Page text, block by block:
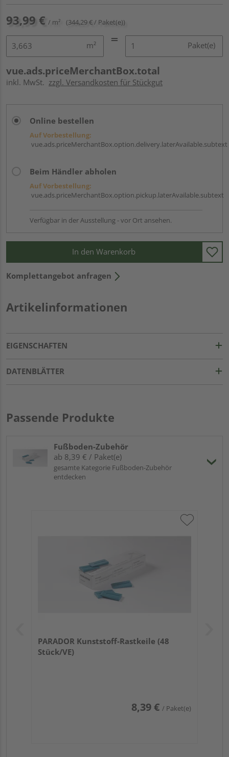
93,99 € / m² (344,29 € / Paket(e))
m² Paket(e)
vue.ads.priceMerchantBox.total
inkl. MwSt. zzgl. Versandkosten für Stückgut
Online bestellen
Auf Vorbestellung:
vue.ads.priceMerchantBox.option.delivery.laterAvailable.subtext
Beim Händler abholen
Auf Vorbestellung:
vue.ads.priceMerchantBox.option.pickup.laterAvailable.subtext
Verfügbar in der Ausstellung - vor Ort ansehen.
In den Warenkorb
Komplettangebot anfragen
Artikelinformationen
EIGENSCHAFTEN
DATENBLÄTTER
Passende Produkte
Fußboden-Zubehör
ab 8,39 € / Paket(e)
gesamte Kategorie Fußboden-Zubehör
entdecken
PARADOR Kunststoff-Rastkeile (48
Stück/VE)
8,39 € / Paket(e)